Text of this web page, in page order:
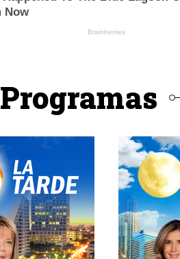
Programas